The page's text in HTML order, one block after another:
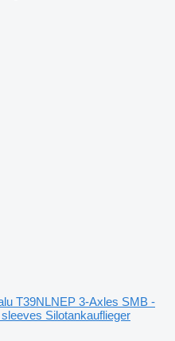
T39NLNEP 3-Axles SMB -
Silotankauflieger